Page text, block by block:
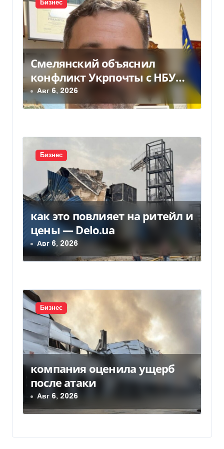
о
з
а
п
с
я
м
Бизнес
Смелянский объяснил
конфликт Укрпочты с НБУ
из-за платежек
Авг 6, 2026
Бизнес
как это повлияет на ритейл и
цены — Delo.ua
Авг 6, 2026
Бизнес
компания оценила ущерб
после атаки
Авг 6, 2026